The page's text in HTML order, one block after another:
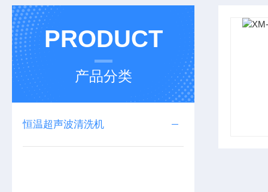
PRODUCT
产品分类
恒温超声波清洗机